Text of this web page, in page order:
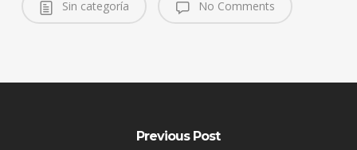
Sin categoría No Comments
Previous Post